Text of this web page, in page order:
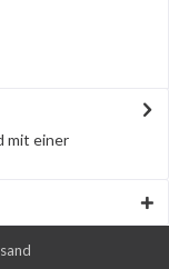
mit einer